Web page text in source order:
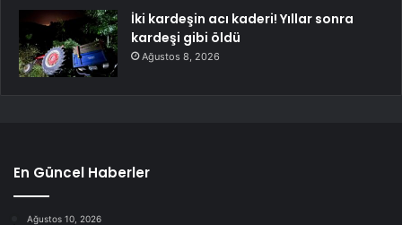
İki kardeşin acı kaderi! Yıllar sonra
kardeşi gibi öldü
Ağustos 8, 2026
En Güncel Haberler
Ağustos 10, 2026